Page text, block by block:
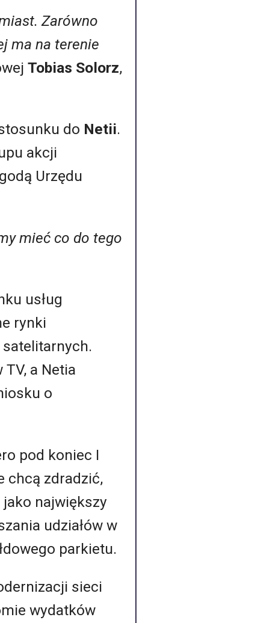
Zarówno
ma na terenie
Tobias Solorz,
do Netii.
akcji
Urzędu
mieć co do tego
usług
rynki
a Netia
o
pod koniec I
chcą zdradzić,
największy
udziałów w
parkietu.
sieci
wydatków